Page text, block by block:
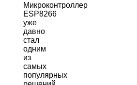
Микроконтроллер
ESP8266
уже
давно
стал
одним
из
самых
популярных